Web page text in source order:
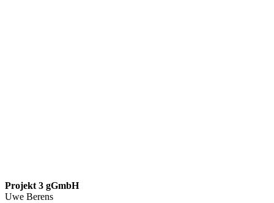
Projekt 3 gGmbH
Uwe Berens